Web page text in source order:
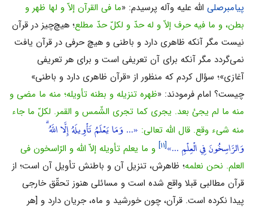
پیامبرصلیالله علیه وآله پرسیدم: «ما فی القرآن إلاّ و لها ظهر و
بطن، و ما فیه حرف إلاّ و له حدّ و لکلّ حدّ مطلع؛ هیچ‌چیز در قرآن
نیست مگر آنکه ظاهرى دارد و باطنى و هیچ حرفى در قرآن یافت
نمى‌گردد مگر آنکه براى آن تعریفى است و براى هر تعریفى
آغازى»؛ سؤال کردم که منظور از «قرآن ظاهرى دارد و باطنى»
چیست‌؟ امام فرمودند: «ظهره تنزیله و بطنه تأویله؛ منه ما مضى و
منه ما لم یجئ بعد. یجری کما تجری الشّمس و القمر. لکلّ ما جاء
منه شیء وقع. قال اللّه تعالى: «... وَمَا يَعْلَمُ تَأْوِيلَهُ إِلَّا اللَّهُ ۗ
وَالرَّاسِخُونَ فِي الْعِلْمِ ...»[۱۱] و ما یعلم تأویله إلاّ اللّه و الرّاسخون فی
العلم. نحن نعلمه؛ ظاهرش، تنزیل آن و باطنش تأویل آن است؛ از
قرآن مطالبى قبلا واقع شده است و مسائلى هنوز تحقّق خارجى
پیدا نکرده است. قرآن، چون خورشید و ماه، جریان دارد و [هر